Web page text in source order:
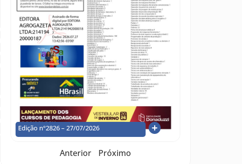
Edição nº2826 – 27/07/2026
Anterior Próximo